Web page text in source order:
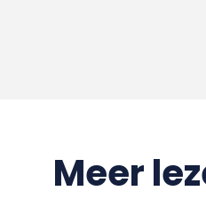
Meer